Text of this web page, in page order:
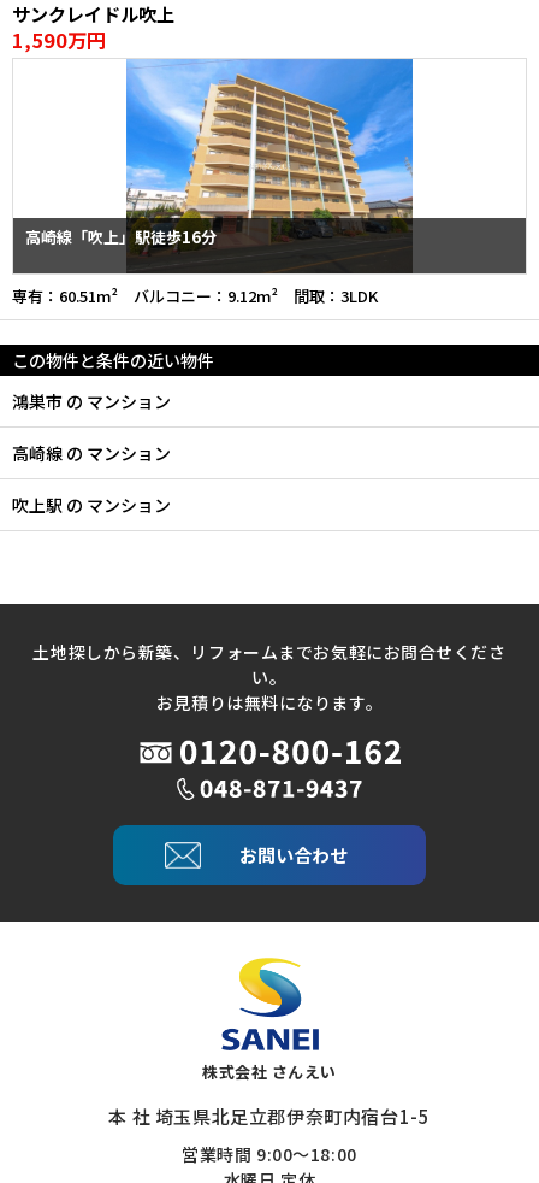
サンクレイドル吹上
1,590万円
高崎線「吹上」駅徒歩16分
専有：60.51m² バルコニー：9.12m² 間取：3LDK
この物件と条件の近い物件
鴻巣市 の マンション
高崎線 の マンション
吹上駅 の マンション
土地探しから新築、リフォームまでお気軽にお問合せくださ
い。
お見積りは無料になります。
お問い合わせ
株式会社 さんえい
本 社 埼玉県北足立郡伊奈町内宿台1-5
営業時間 9:00～18:00